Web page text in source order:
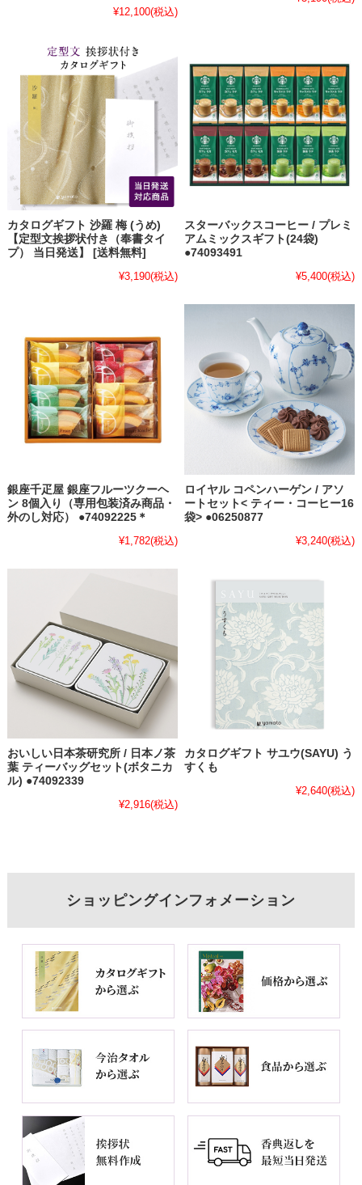
¥12,100(税込)
カタログギフト 沙羅 梅 (うめ)
【定型文挨拶状付き（奉書タイ
プ） 当日発送】 [送料無料]
¥3,190(税込)
スターバックスコーヒー / プレミ
アムミックスギフト(24袋)
●74093491
¥5,400(税込)
銀座千疋屋 銀座フルーツクーヘ
ン 8個入り（専用包装済み商品・
外のし対応） ●74092225＊
¥1,782(税込)
ロイヤル コペンハーゲン / アソ
ートセット< ティー・コーヒー16
袋> ●06250877
¥3,240(税込)
おいしい日本茶研究所 / 日本ノ茶
葉 ティーバッグセット(ボタニカ
ル) ●74092339
¥2,916(税込)
カタログギフト サユウ(SAYU) う
すくも
¥2,640(税込)
ショッピングインフォメーション